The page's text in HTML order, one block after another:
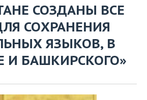
СОЗДАНЫ ВСЕ
СОХРАНЕНИЯ
ЯЗЫКОВ, В
И БАШКИРСКОГО»